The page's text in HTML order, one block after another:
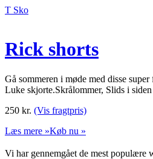
T Sko
Rick shorts
Gå sommeren i møde med disse
Luke skjorte.Skrålommer, Slids i
250 kr. (Vis fragtpris)
Læs mere »Køb nu »
Vi har gennemgået de mest populære